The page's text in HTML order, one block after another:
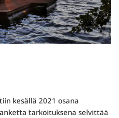
kesällä 2021 osana
tarkoituksena selvittää